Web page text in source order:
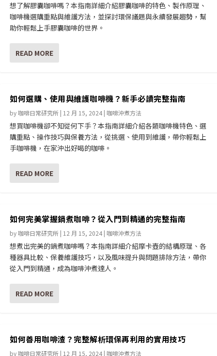
想了解膠囊咖啡嗎？本指南詳細介紹膠囊咖啡的特色、製作原理、
咖啡機選購重點與維護方法，並探討環保議題與永續發展趨勢，幫
助你輕鬆上手膠囊咖啡的世界。
READ MORE
如何選購、使用與維護咖啡機？新手必讀完整指南
by咖啡日常研究所 | 12 月 15, 2024 | 咖啡沖煮方法
想買咖啡機卻不知從何下手？本指南詳細介紹各類咖啡機特色、選
購重點、操作技巧與保養方法，從挑選、使用到維護，帶你輕鬆上
手咖啡機，在家沖出好喝的咖啡。
READ MORE
如何完美掌握鍋煮咖啡？從入門到精通的完整指南
by咖啡日常研究所 | 12 月 15, 2024 | 咖啡沖煮方法
想煮出完美的鍋煮咖啡嗎？本指南詳細介紹摩卡壺的結構原理、各
種器具比較、保養維護技巧，以及風味提升與問題排除方法，帶你
從入門到精通，成為咖啡沖煮達人。
READ MORE
如何善用咖啡渣？完整解析環保再利用的實用技巧
by咖啡日常研究所 | 12 月 15, 2024 | 咖啡沖煮方法